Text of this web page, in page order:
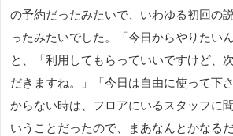
の予約だったみたいで、いわゆる初回の
ったみたいでした。「今日からやりたい
と、「利用してもらっていいですけど、
だきますね。」「今日は自由に使って下
からない時は、フロアにいるスタッフに
いうことだったので、まあなんとかなる